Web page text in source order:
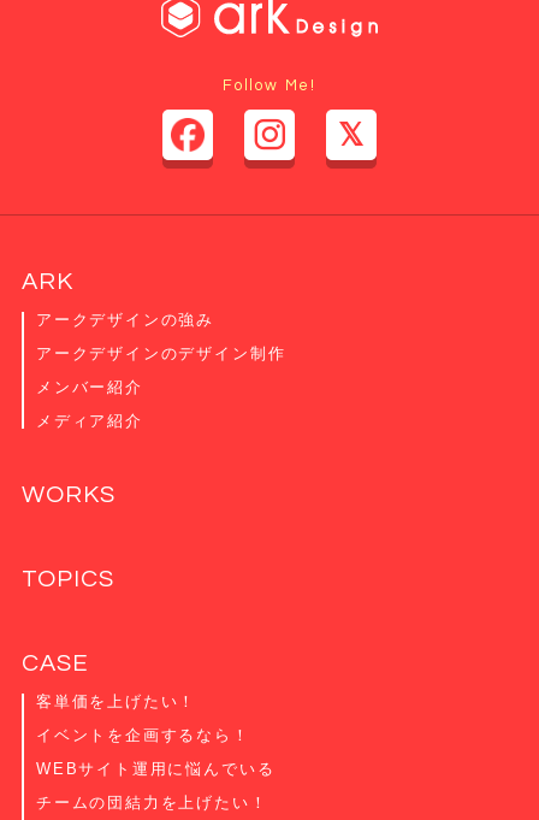
Follow Me!
ARK
アークデザインの強み
アークデザインのデザイン制作
メンバー紹介
メディア紹介
WORKS
TOPICS
CASE
客単価を上げたい！
イベントを企画するなら！
WEBサイト運用に悩んでいる
チームの団結力を上げたい！